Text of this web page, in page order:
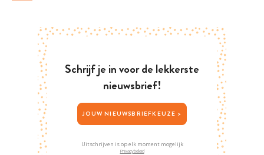
Schrijf je in voor de lekkerste
nieuwsbrief!
JOUW NIEUWSBRIEFKEUZE >
Uitschrijven is op elk moment mogelijk
Privacybeleid